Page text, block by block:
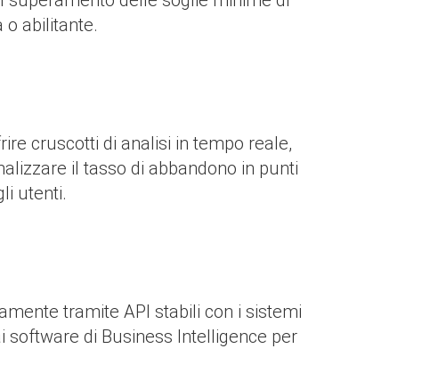
o abilitante.
cruscotti di analisi in tempo reale,
il tasso di abbandono in punti
utenti.
tramite API stabili con i sistemi
software di Business Intelligence per